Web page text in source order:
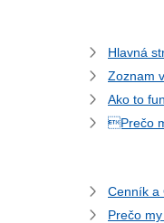
Hlavná
Zoznam
Ako to
Prečo
Cenník
Prečo